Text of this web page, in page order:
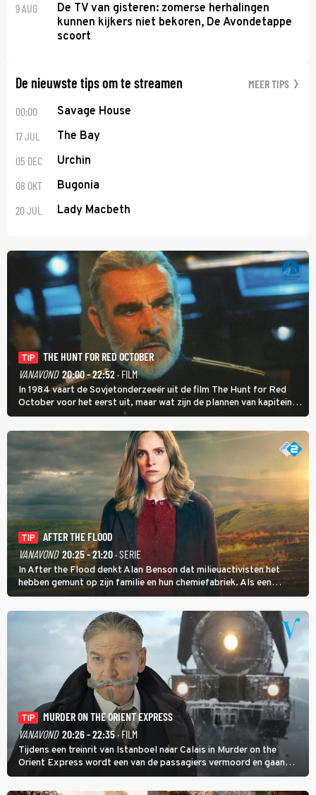
9 AUG
De TV van gisteren: zomerse herhalingen
kunnen kijkers niet bekoren, De Avondetappe
scoort
De nieuwste tips om te streamen MEER TIPS
00:00 Savage House
17 JUL The Bay
05 DEC Urchin
08 OKT Bugonia
20 JUL Lady Macbeth
TIP
THE HUNT FOR RED OCTOBER
VANAVOND 20:00 - 22:52· FILM
In 1984 vaart de Sovjetonderzeeër uit de film The Hunt for Red
October voor het eerst uit, maar wat zijn de plannen van kapitein
Marko Ramius?
TIP
AFTER THE FLOOD
VANAVOND 20:25 - 21:20· SERIE
In After the Flood denkt Alan Benson dat milieuactivisten het
hebben gemunt op zijn familie en hun chemiefabriek. Als een
brandende boodschap in het veen de boel op scherp zet, besluit
Jo Marshall de jonge Finn Allen aan de tand te voelen.
TIP
MURDER ON THE ORIENT EXPRESS
VANAVOND 20:26 - 22:35· FILM
Tijdens een treinrit van Istanboel naar Calais in Murder on the
Orient Express wordt een van de passagiers vermoord en gaan
detective Hercule Poirot en zijn snor uitzoeken wie van de andere
treinreizigers de dader is.